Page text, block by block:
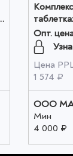
90 шт,
Giller,
оптом
Опт.
Цена
1 574 ₽
ООО
Мин
4 000 ₽